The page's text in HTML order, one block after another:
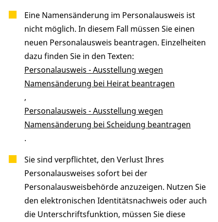
Eine Namensänderung im Personalausweis ist
nicht möglich. In diesem Fall müssen Sie einen
neuen Personalausweis beantragen. Einzelheiten
dazu finden Sie in den Texten:
Personalausweis - Ausstellung wegen
Namensänderung bei Heirat beantragen
,
Personalausweis - Ausstellung wegen
Namensänderung bei Scheidung beantragen
.
Sie sind verpflichtet, den Verlust Ihres
Personalausweises sofort bei der
Personalausweisbehörde anzuzeigen. Nutzen Sie
den elektronischen Identitätsnachweis oder auch
die Unterschriftsfunktion, müssen Sie diese